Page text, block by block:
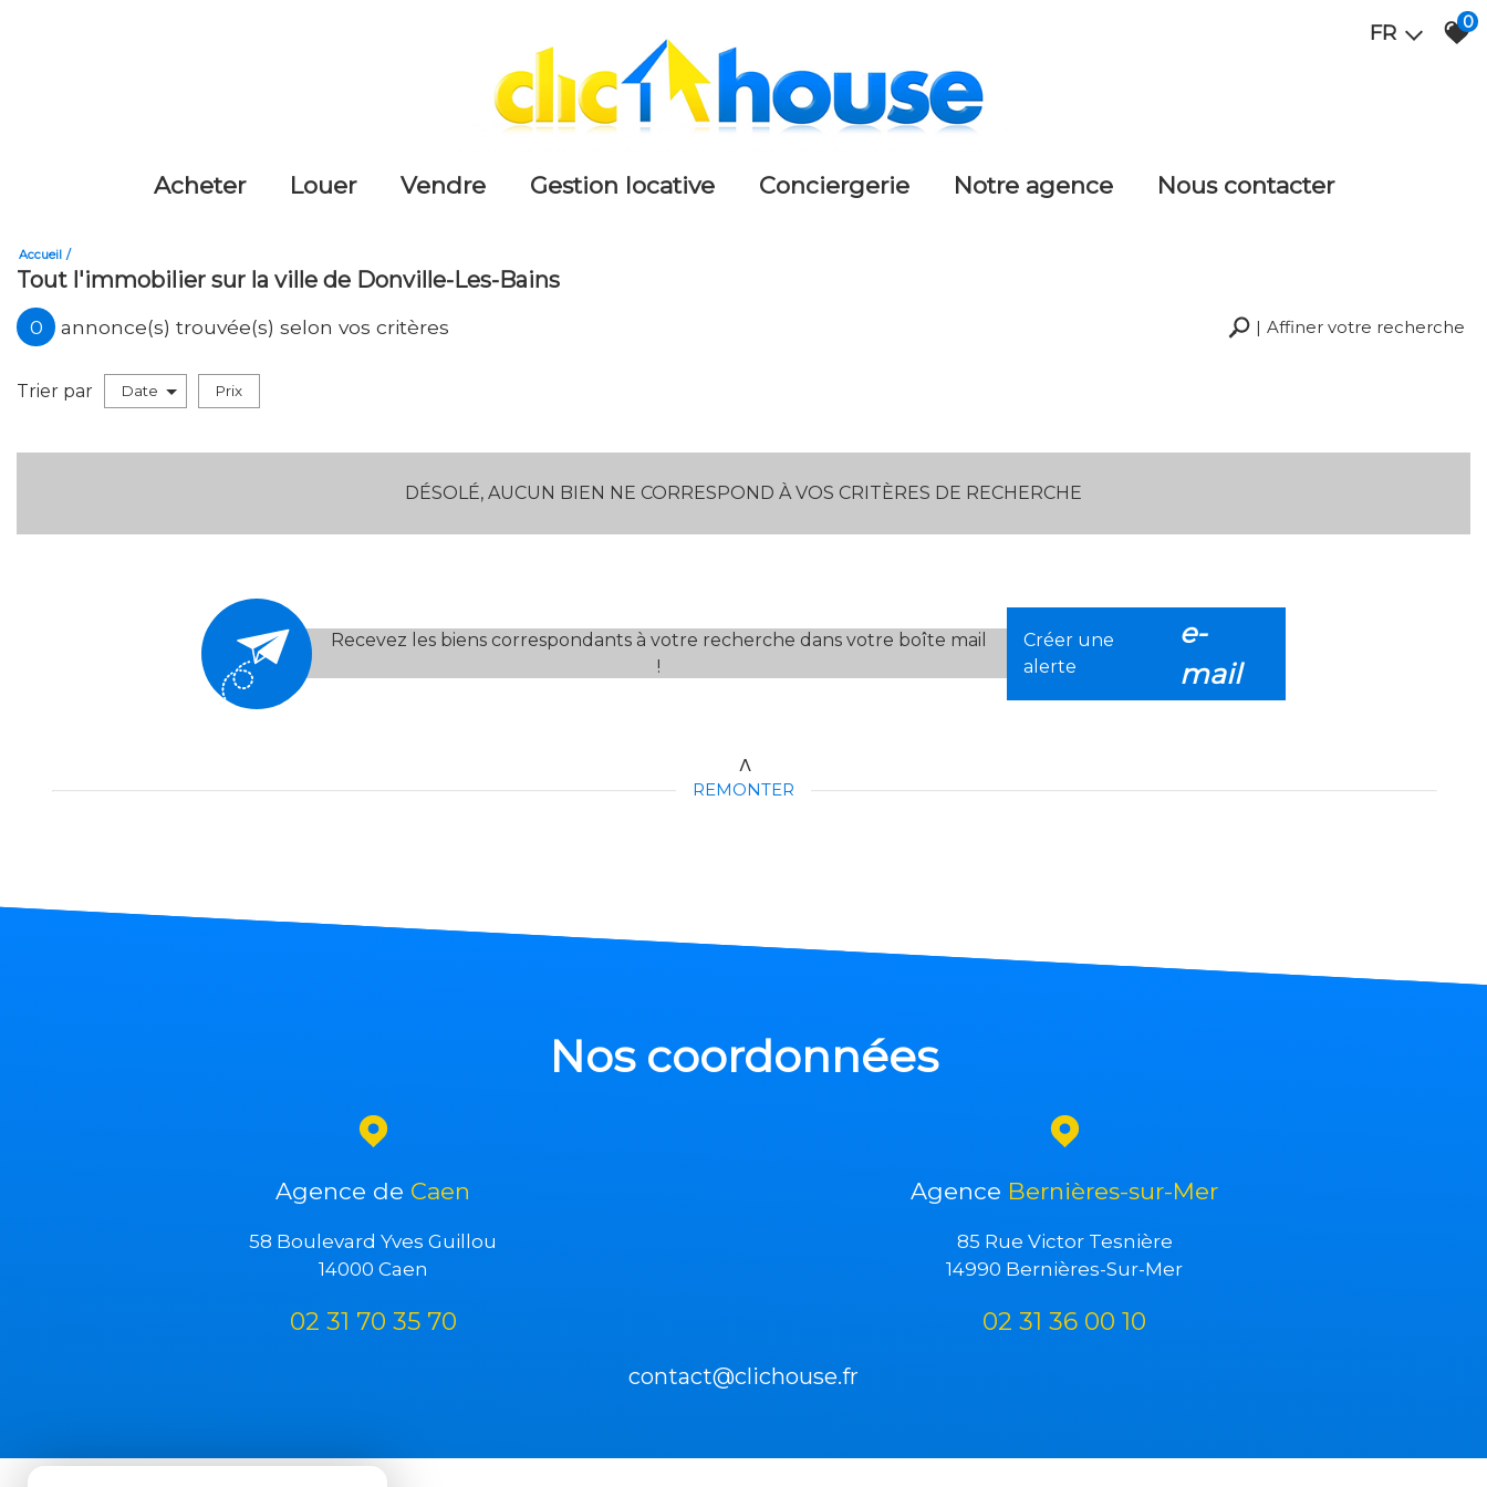
FR 0
acheter louer vendre gestion locative conciergerie notre agence nous contacter
Accueil
Tout l'immobilier sur la ville de Donville-Les-Bains
0 annonce(s) trouvée(s) selon vos critères Affiner votre recherche
Vente
Parking Terrasse
+ de critères +
Trier par Date Prix
DÉSOLÉ, AUCUN BIEN NE CORRESPOND À VOS CRITÈRES DE RECHERCHE
Recevez les biens correspondants à votre recherche dans votre boîte mail
!
Créer une
alerte
e-
mail
REMONTER
Nos coordonnées
Agence de Caen
58 Boulevard Yves Guillou
14000 Caen
02 31 70 35 70
Agence Bernières-sur-Mer
85 Rue Victor Tesnière
14990 Bernières-Sur-Mer
02 31 36 00 10
contact@clichouse.fr